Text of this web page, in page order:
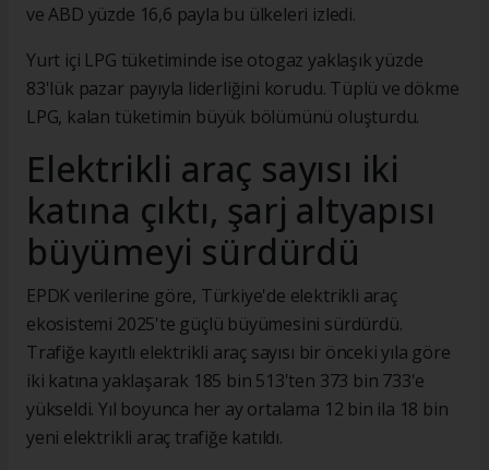
ve ABD yüzde 16,6 payla bu ülkeleri izledi.
Yurt içi LPG tüketiminde ise otogaz yaklaşık yüzde
83'lük pazar payıyla liderliğini korudu. Tüplü ve dökme
LPG, kalan tüketimin büyük bölümünü oluşturdu.
Elektrikli araç sayısı iki
katına çıktı, şarj altyapısı
büyümeyi sürdürdü
EPDK verilerine göre, Türkiye'de elektrikli araç
ekosistemi 2025'te güçlü büyümesini sürdürdü.
Trafiğe kayıtlı elektrikli araç sayısı bir önceki yıla göre
iki katına yaklaşarak 185 bin 513'ten 373 bin 733'e
yükseldi. Yıl boyunca her ay ortalama 12 bin ila 18 bin
yeni elektrikli araç trafiğe katıldı.